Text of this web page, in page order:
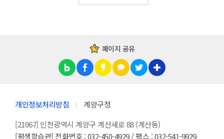
페이지 공유
개인정보처리방침
계양구청
[21067] 인천광역시 계양구 계산새로 88 (계산동)
[평생학습관] 전화번호 : 032-450-4929 / 팩스 : 032-541-9929